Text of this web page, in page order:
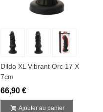
Dildo XL Vibrant Orc 17 X
7cm
66,90 €
Ajouter au panier